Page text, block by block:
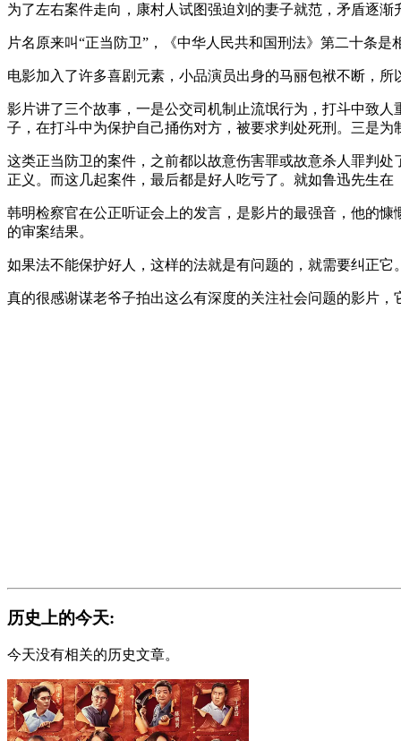
为了左右案件走向，康村人试图强迫刘的妻子就范，矛盾逐
片名原来叫“正当防卫”，《中华人民共和国刑法》第二十条
电影加入了许多喜剧元素，小品演员出身的马丽包袱不断，
影片讲了三个故事，一是公交司机制止流氓行为，打斗中致
子，在打斗中为保护自己捅伤对方，被要求判处死刑。三是
这类正当防卫的案件，之前都以故意伤害罪或故意杀人罪判
正义。而这几起案件，最后都是好人吃亏了。就如鲁迅先生
韩明检察官在公正听证会上的发言，是影片的最强音，他的
的审案结果。
如果法不能保护好人，这样的法就是有问题的，就需要纠正它
真的很感谢谋老爷子拍出这么有深度的关注社会问题的影片
历史上的今天:
今天没有相关的历史文章。